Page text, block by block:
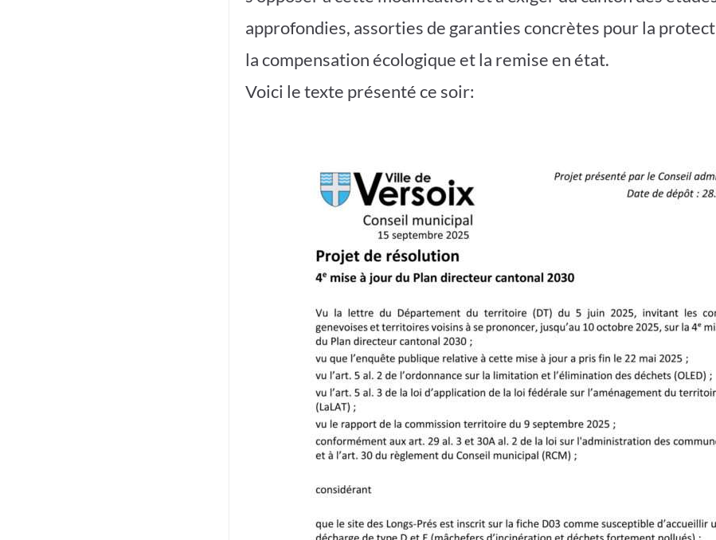
approfondies, assorties de garanties concrètes pour la
la compensation écologique et la remise en état.
Voici le texte présenté ce soir: